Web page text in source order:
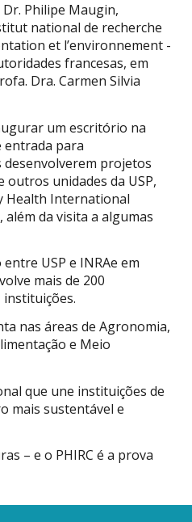
Philipe Maugin,
national de recherche
et l’environnement -
francesas, em
Dra. Carmen Silvia
um escritório na
entrada para
desenvolverem projetos
outros unidades da USP,
Health International
além da visita a algumas
USP e INRAe em
mais de 200
instituições.
nas áreas de Agronomia,
e Meio
que une instituições de
mais sustentável e
– e o PHIRC é a prova